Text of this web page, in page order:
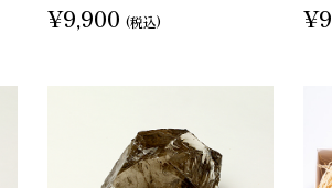
¥9,900 (税込)